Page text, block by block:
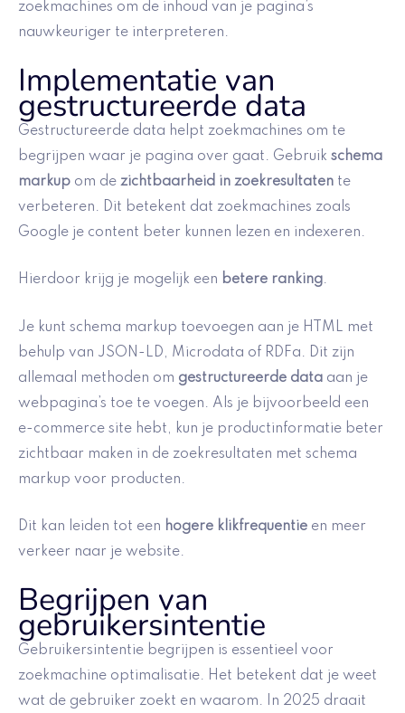
zoekmachines om de inhoud van je pagina’s
nauwkeuriger te interpreteren.
Implementatie van
gestructureerde data
Gestructureerde data helpt zoekmachines om te
begrijpen waar je pagina over gaat. Gebruik schema
markup om de zichtbaarheid in zoekresultaten te
verbeteren. Dit betekent dat zoekmachines zoals
Google je content beter kunnen lezen en indexeren.
Hierdoor krijg je mogelijk een betere ranking.
Je kunt schema markup toevoegen aan je HTML met
behulp van JSON-LD, Microdata of RDFa. Dit zijn
allemaal methoden om gestructureerde data aan je
webpagina’s toe te voegen. Als je bijvoorbeeld een
e-commerce site hebt, kun je productinformatie beter
zichtbaar maken in de zoekresultaten met schema
markup voor producten.
Dit kan leiden tot een hogere klikfrequentie en meer
verkeer naar je website.
Begrijpen van
gebruikersintentie
Gebruikersintentie begrijpen is essentieel voor
zoekmachine optimalisatie. Het betekent dat je weet
wat de gebruiker zoekt en waarom. In 2025 draait